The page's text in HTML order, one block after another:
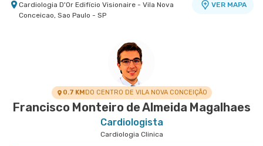
Cardiologia D'Or Edifício Visionaire - Vila Nova
Conceicao, Sao Paulo - SP
VER MAPA
0.7 KMDO CENTRO DE VILA NOVA CONCEIÇÃO
Francisco Monteiro de Almeida Magalhaes
Cardiologista
Cardiologia Clinica